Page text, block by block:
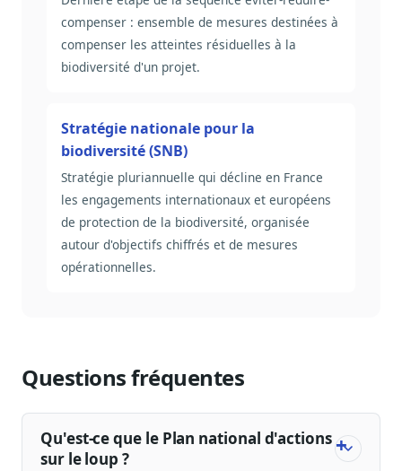
compenser : ensemble de mesures destinées à
compenser les atteintes résiduelles à la
biodiversité d'un projet.
Stratégie nationale pour la
biodiversité (SNB)
Stratégie pluriannuelle qui décline en France
les engagements internationaux et européens
de protection de la biodiversité, organisée
autour d'objectifs chiffrés et de mesures
opérationnelles.
Questions fréquentes
Qu'est-ce que le Plan national d'actions
sur le loup ?